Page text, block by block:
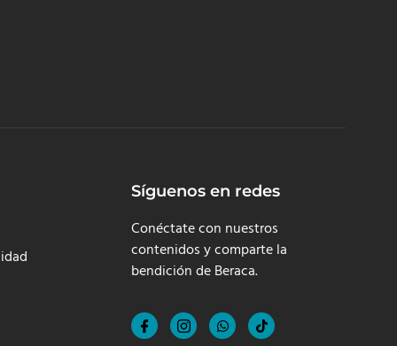
Síguenos en redes
Conéctate con nuestros
contenidos y comparte la
bendición de Beraca.